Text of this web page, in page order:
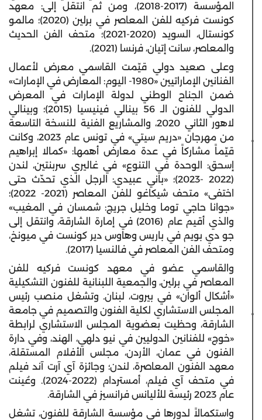
المؤسسة (2017-2018)، ومن ثم انتقل إلى: معهد
كونست فركيه للفن المعاصر في برلين (2020)؛ مالمو
كونستال، السويد (2020-2021)؛ متحف الفن الحديث
والمعاصر، سانت إتيان، فرنسا (2021).
وعلى صعيد دولي قيّمت القاسمي معرض لأعمال
الفنانين الإماراتيين «1980- اليوم: المعارض في الإمارات»
ضمن الجناح الوطني لدولة الإمارات في المعرض
الدولي للفنون الـ 56 بينالي فينيسيا (2015)؛ وبينالي
لاهور الثاني 2020، والمشاريع الفنية للنسخة التاسعة
من مهرجان «دريم سيتي» في تونس عام 2023، وكانت
قيّماً مشاركاً في عدة معارض أهمها: «كمالا إبراهيم
إسحق: الوحدة في التنوع» في غاليري سربنتين، لندن
(2022 -2023)؛ «باني عبيدي: الرجل الذي تحدّث حتى
اختفى» متحف شيكاغو للفن المعاصر (2021- 2022)؛
«جوانا حاجي توما وخليل جريج: شمسان في المغيب»
والذي أقيم عام (2016) في إمارة الشارقة، وانتقل إلى
جو دي بويم في باريس وهاوس دير كونست في ميونخ،
ومتحف الفن المعاصر في فالنسيا (2017).
والقاسمي عضو في معهد كونست فركيه للفن
المعاصر في برلين، والجمعية اللبنانية للفنون التشكيلية
«أشكال ألوان» في بيروت، لبنان. وتشغل منصب رئيس
المجلس الاستشاري لكلية الفنون والتصميم في جامعة
الشارقة، وحظيت بعضوية المجلس الاستشاري لرابطة
«خوج» للفنانين الدوليين في نيو دلهي، الهند، وفي دارة
الفنون في عمان، الأردن، مجلس الأفلام المستقلة،
معهد الفنون المعاصرة، لندن؛ وجائزة آي آرت آند فيلم
في متحف آي فيلم، أمستردام (2022-2024). وعُينت
عام 2023 رئيسة للأليانس فرانسيز في الشارقة.
واستكمالاً لدورها في مؤسسة الشارقة للفنون، تشغل